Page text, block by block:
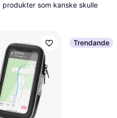
som kanske skulle
Trendande